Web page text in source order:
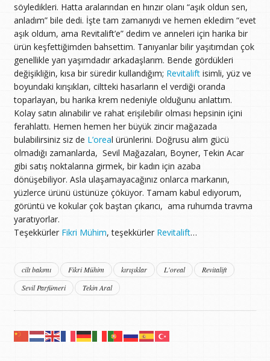
söyledikleri. Hatta aralarından en hınzır olanı “aşık oldun sen,
anladım” bile dedi. İşte tam zamanıydı ve hemen ekledim “evet
aşık oldum, ama Revitalift’e” dedim ve anneleri için harika bir
ürün keşfettiğimden bahsettim. Tanıyanlar bilir yaşıtımdan çok
genellikle yarı yaşımdadır arkadaşlarım. Bende gördükleri
değişikliğin, kısa bir süredir kullandığım; Revitaliftisimli, yüz ve
boyundaki kırışıkları, ciltteki hasarların el verdiği oranda
toparlayan, bu harika krem nedeniyle olduğunu anlattım.
Kolay satın alınabilir ve rahat erişilebilir olması hepsinin içini
ferahlattı. Hemen hemen her büyük zincir mağazada
bulabilirsiniz siz de L’oreal ürünlerini. Doğrusu alım gücü
olmadığı zamanlarda, Sevil Mağazaları, Boyner, Tekin Acar
gibi satış noktalarına girmek, bir kadın için azaba
dönüşebiliyor. Asla ulaşamayacağınız onlarca markanın,
yüzlerce ürünü üstünüze çöküyor. Tamam kabul ediyorum,
görüntü ve kokular çok baştan çıkarıcı, ama ruhumda travma
yaratıyorlar.
Teşekkürler Fikri Mühim, teşekkürler Revitalift…
cilt bakımı Fikri Mühim kırışıklar L'oreal
Revitalift
Sevil Parfümeri
Tekin Aral